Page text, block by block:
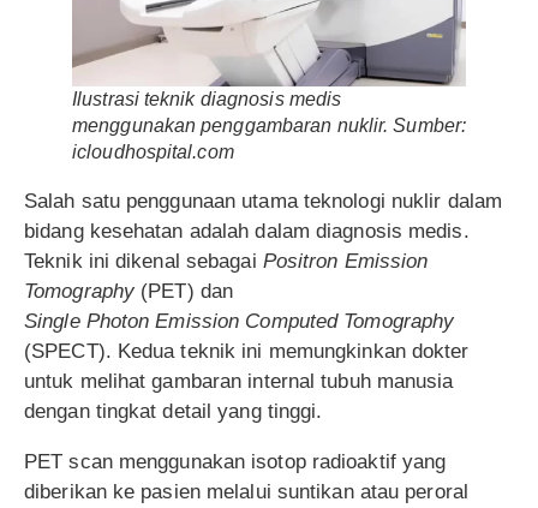
Ilustrasi teknik diagnosis medis
menggunakan penggambaran nuklir. Sumber:
icloudhospital.com
Salah satu penggunaan utama teknologi nuklir dalam
bidang kesehatan adalah dalam diagnosis medis.
Teknik ini dikenal sebagai Positron Emission
Tomography (PET) dan
Single Photon Emission Computed Tomography
(SPECT). Kedua teknik ini memungkinkan dokter
untuk melihat gambaran internal tubuh manusia
dengan tingkat detail yang tinggi.
PET scan menggunakan isotop radioaktif yang
diberikan ke pasien melalui suntikan atau peroral